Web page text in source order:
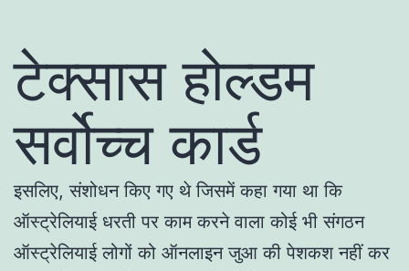
टेक्सास होल्डम
सर्वोच्च कार्ड
इसलिए, संशोधन किए गए थे जिसमें कहा गया था कि
ऑस्ट्रेलियाई धरती पर काम करने वाला कोई भी संगठन
ऑस्ट्रेलियाई लोगों को ऑनलाइन जुआ की पेशकश नहीं कर